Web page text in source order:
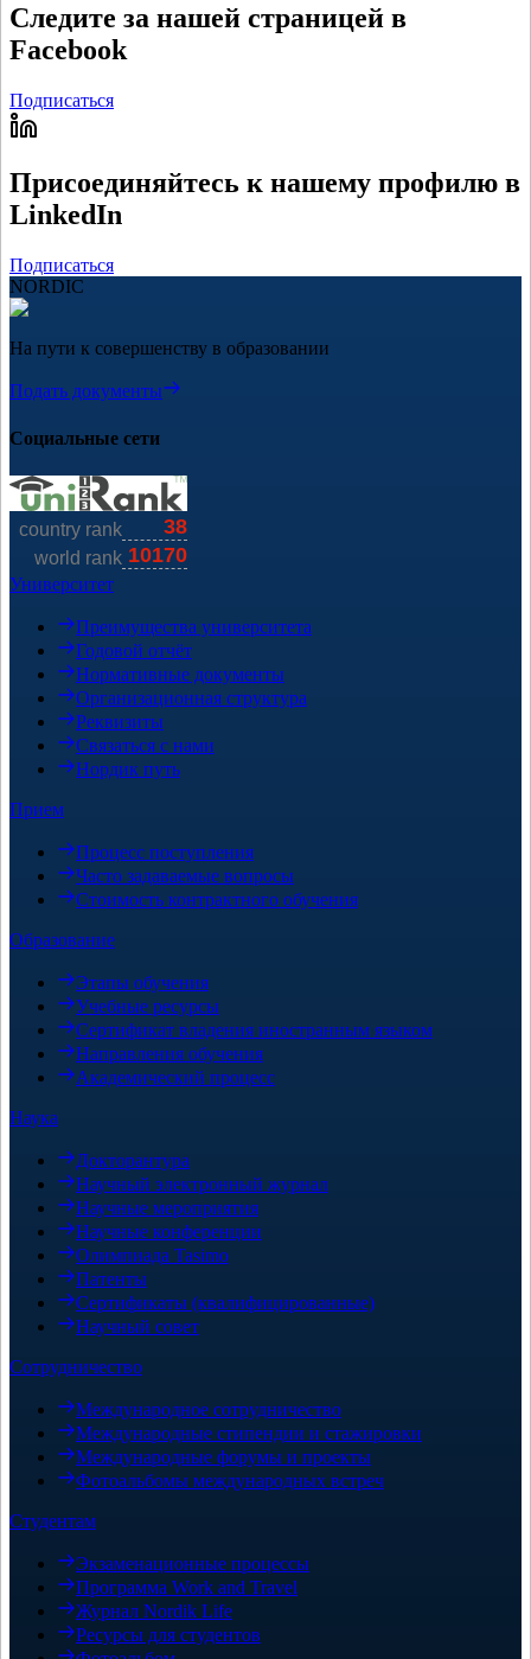
Следите за нашей страницей в
Facebook
Подписаться
Присоединяйтесь к нашему профилю в
LinkedIn
Подписаться
NORDIC
На пути к совершенству в образовании
Подать документы
Социальные сети
Университет
Преимущества университета
Годовой отчёт
Нормативные документы
Организационная структура
Реквизиты
Связаться с нами
Нордик путь
Прием
Процесс поступления
Часто задаваемые вопросы
Стоимость контрактного обучения
Образование
Этапы обучения
Учебные ресурсы
Сертификат владения иностранным языком
Направления обучения
Академический процесс
Наука
Докторантура
Научный электронный журнал
Научные мероприятия
Научные конференции
Олимпиада Tasimo
Патенты
Сертификаты (квалифицированные)
Научный совет
Сотрудничество
Международное сотрудничество
Международные стипендии и стажировки
Международные форумы и проекты
Фотоальбомы международных встреч
Студентам
Экзаменационные процессы
Программа Work and Travel
Журнал Nordik Life
Ресурсы для студентов